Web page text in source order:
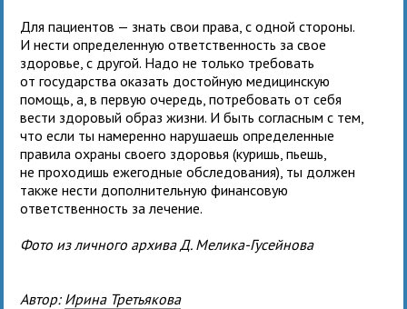
Для пациентов — знать свои права, с одной стороны.
И нести определенную ответственность за свое
здоровье, с другой. Надо не только требовать
от государства оказать достойную медицинскую
помощь, а, в первую очередь, потребовать от себя
вести здоровый образ жизни. И быть согласным с тем,
что если ты намеренно нарушаешь определенные
правила охраны своего здоровья (куришь, пьешь,
не проходишь ежегодные обследования), ты должен
также нести дополнительную финансовую
ответственность за лечение.
Фото из личного архива Д. Мелика-Гусейнова
Автор: Ирина Третьякова